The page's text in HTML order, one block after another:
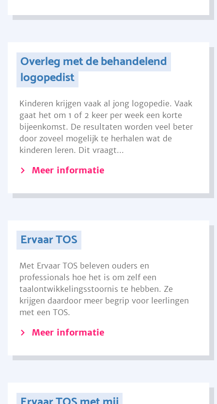
Overleg met de behandelend
logopedist
Kinderen krijgen vaak al jong logopedie. Vaak
gaat het om 1 of 2 keer per week een korte
bijeenkomst. De resultaten worden veel beter
door zoveel mogelijk te herhalen wat de
kinderen leren. Dit vraagt...
Meer informatie
Ervaar TOS
Met Ervaar TOS beleven ouders en
professionals hoe het is om zelf een
taalontwikkelingsstoornis te hebben. Ze
krijgen daardoor meer begrip voor leerlingen
met een TOS.
Meer informatie